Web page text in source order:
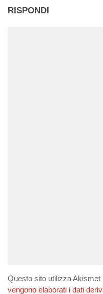
RISPONDI
Questo sito utilizza Akismet
vengono elaborati i dati